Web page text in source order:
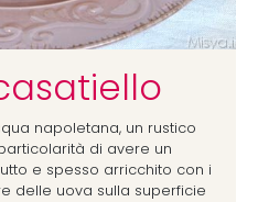
napoletana, un rustico
di avere un
e spesso arricchito con i
delle uova sulla superficie